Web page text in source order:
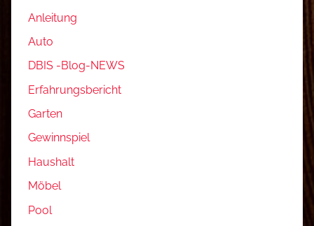
Anleitung
Auto
DBIS -Blog-NEWS
Erfahrungsbericht
Garten
Gewinnspiel
Haushalt
Möbel
Pool